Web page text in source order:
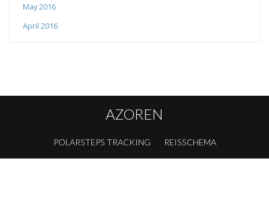
May 2016
April 2016
AZOREN
POLARSTEPS TRACKING REISSCHEMA